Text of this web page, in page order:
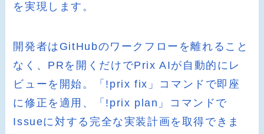
を実現します。
開発者はGitHubのワークフローを離れること
なく、PRを開くだけでPrix AIが自動的にレ
ビューを開始。「!prix fix」コマンドで即座
に修正を適用、「!prix plan」コマンドで
Issueに対する完全な実装計画を取得できま